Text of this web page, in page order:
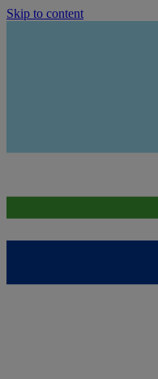
Skip to content